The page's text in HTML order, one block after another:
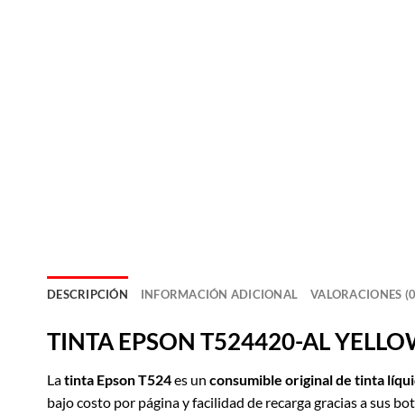
DESCRIPCIÓN INFORMACIÓN ADICIONAL VALORACIONES
TINTA EPSON T524420-AL
Latinta Epson T524es un consumible original de tinta
bajo costo por página y facilidad de recarga gracias a sus